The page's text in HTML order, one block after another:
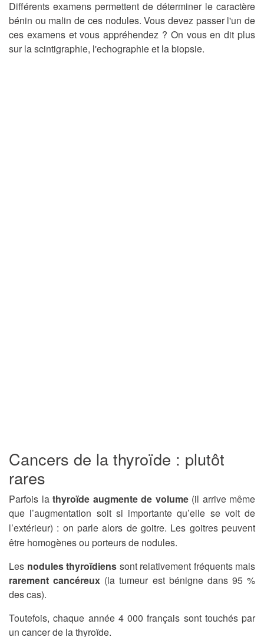
Différents examens permettent de déterminer le caractère
bénin ou malin de ces nodules. Vous devez passer l'un de
ces examens et vous appréhendez ? On vous en dit plus
sur la scintigraphie, l'echographie et la biopsie.
Cancers de la thyroïde : plutôt
rares
Parfois la thyroïde augmente de volume(il arrive même
que l’augmentation soit si importante qu’elle se voit de
l’extérieur) : on parle alors de goitre. Les goitres peuvent
être homogènes ou porteurs de nodules.
Les nodules thyroïdiens sont relativement fréquents mais
rarement cancéreux (la tumeur est bénigne dans 95 %
des cas).
Toutefois, chaque année 4 000 français sont touchés par
un cancer de la thyroïde.